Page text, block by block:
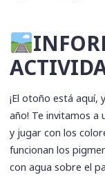
¡El otoño está aquí,
año! Te invitamos
y jugar con los
funcionan los
con agua sobre el